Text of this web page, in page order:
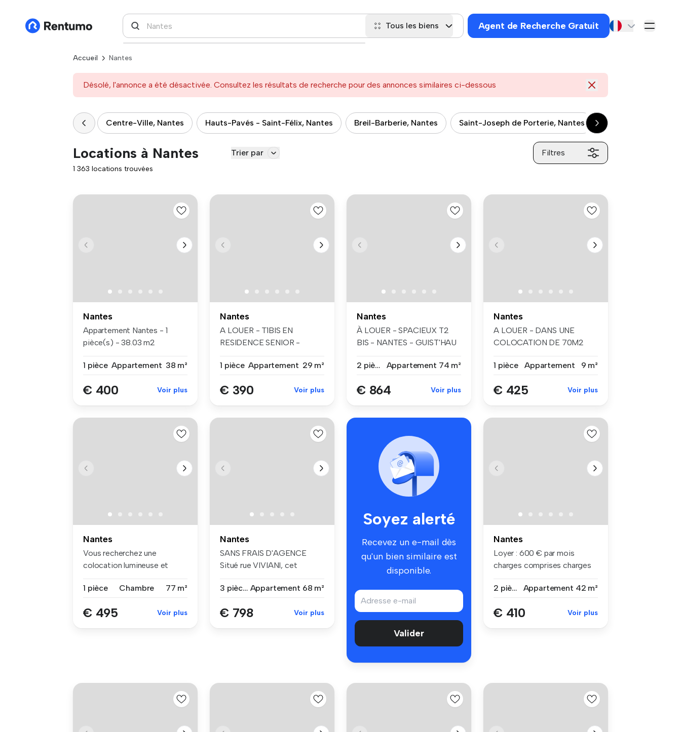
Tous les biens Agent de Recherche Gratuit
Accueil Nantes
Désolé, l'annonce a été désactivée. Consultez les résultats de recherche pour des annonces similaires ci-dessous
Centre-Ville, Nantes Hauts-Pavés - Saint-Félix, Nantes Breil-Barberie, Nantes Saint-Joseph de Porterie, Nantes Le Rocher d'Enfer,
Locations à Nantes Trier par Filtres
1 363 locations trouvées
Nantes
Appartement Nantes - 1
pièce(s) - 38.03 m2
1 pièce Appartement 38 m²
€ 400 Voir plus
Nantes
A LOUER - T1BIS EN
RESIDENCE SENIOR -
1 pièce Appartement 29 m²
€ 390 Voir plus
Nantes
À LOUER - SPACIEUX T2
BIS - NANTES - GUIST'HAU
2 pièces
Appartement 74 m²
€ 864 Voir plus
Nantes
A LOUER - DANS UNE
COLOCATION DE 70M2
1 pièce
Appartement 9 m²
€ 425 Voir plus
Nantes
Vous recherchez une
colocation lumineuse et
1 pièce
Chambre 77 m²
€ 495 Voir plus
Nantes
SANS FRAIS D'AGENCE
Situé rue VIVIANI, cet
3 pièces Appartement 68 m²
€ 798 Voir plus
Soyez alerté
Recevez un e-mail dès
qu'un bien similaire est
disponible.
Valider
Nantes
Loyer : 600 € par mois
charges comprises charges
2 pièces
Appartement 42 m²
€ 410 Voir plus